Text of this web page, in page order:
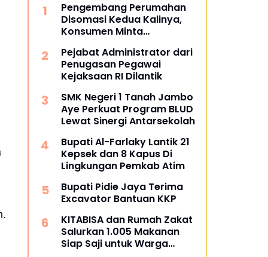
Pengembang Perumahan
Disomasi Kedua Kalinya,
Konsumen Minta
Juta
Pejabat Administrator dari
Penugasan Pegawai
Kejaksaan RI Dilantik
SMK Negeri 1 Tanah Jambo
Aye Perkuat Program BLUD
Lewat Sinergi Antarsekolah
Bupati Al-Farlaky Lantik 21
Kepsek dan 8 Kapus Di
Lingkungan Pemkab Atim
Bupati Pidie Jaya Terima
Excavator Bantuan KKP
KITABISA dan Rumah Zakat
Salurkan 1.005 Makanan
Siap Saji untuk Warga